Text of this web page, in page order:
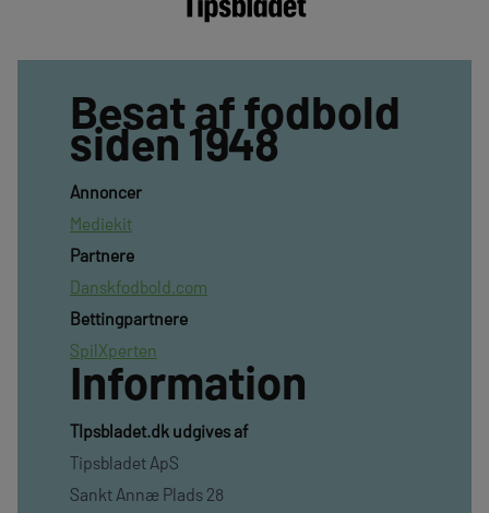
Besat af fodbold
siden 1948
Annoncer
Mediekit
Partnere
Danskfodbold.com
Bettingpartnere
SpilXperten
Information
TIpsbladet.dk udgives af
Tipsbladet ApS
Sankt Annæ Plads 28